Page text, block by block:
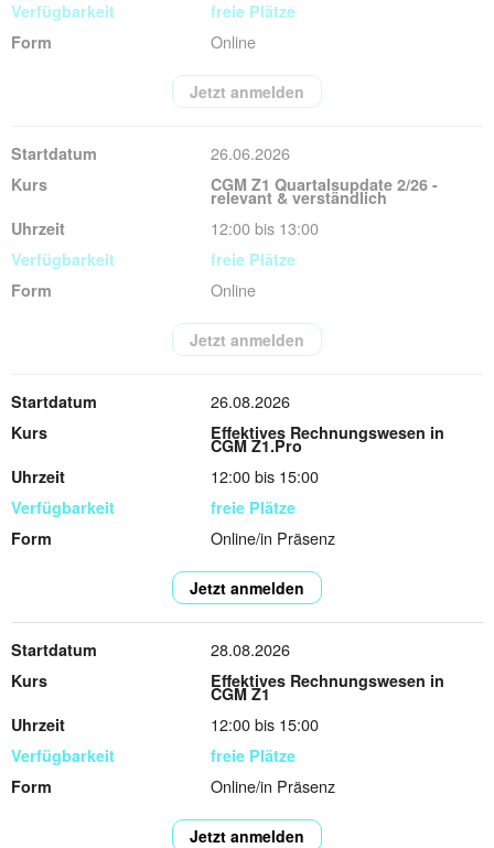
freie Plätze
Online
Jetzt anmelden
26.06.2026
CGM Z1 Quartalsupdate 2/26 -
relevant & verständlich
12:00 bis 13:00
freie Plätze
Online
Jetzt anmelden
26.08.2026
Effektives Rechnungswesen in
CGM Z1.Pro
12:00 bis 15:00
freie Plätze
Online/in Präsenz
Jetzt anmelden
28.08.2026
Effektives Rechnungswesen in
CGM Z1
12:00 bis 15:00
freie Plätze
Online/in Präsenz
Jetzt anmelden